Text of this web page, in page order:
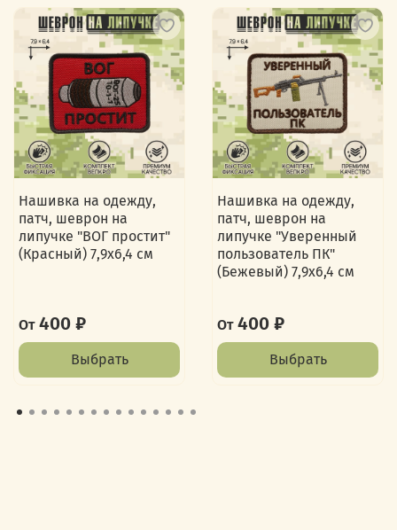
Нашивка на одежду,
патч, шеврон на
липучке "ВОГ простит"
(Красный) 7,9х6,4 см
От400 ₽
Выбрать
Нашивка на одежду,
патч, шеврон на
липучке "Уверенный
пользователь ПК"
(Бежевый) 7,9х6,4 см
От400 ₽
Выбрать